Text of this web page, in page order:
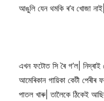
আঙুলি যেন থমকি ৰ’ব খোজা নাই|
এখন ফটোত সি ৰৈ গ’ল| নিদ্ৰাই
আমেৰিকান গায়িকা কেটী পেৰীৰ
পাতল খাৰু| তালৈকে ঠিকেই